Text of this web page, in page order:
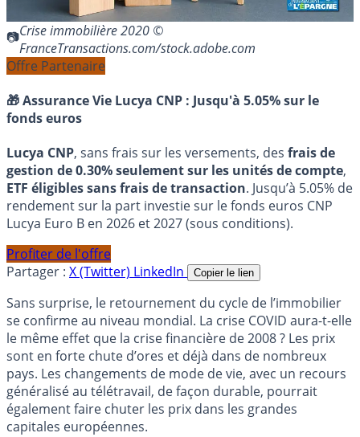
Crise immobilière 2020 ©
FranceTransactions.com/stock.adobe.com
Offre Partenaire
🎁 Assurance Vie Lucya CNP : Jusqu'à 5.05% sur le
fonds euros
Lucya CNP, sans frais sur les versements, des frais de
gestion de 0.30% seulement sur les unités de compte,
ETF éligibles sans frais de transaction. Jusqu’à 5.05% de
rendement sur la part investie sur le fonds euros CNP
Lucya Euro B en 2026 et 2027 (sous conditions).
Profiter de l'offre
Partager : X (Twitter) LinkedIn Copier le lien
Sans surprise, le retournement du cycle de l’immobilier
se confirme au niveau mondial. La crise COVID aura-t-elle
le même effet que la crise financière de 2008 ? Les prix
sont en forte chute d’ores et déjà dans de nombreux
pays. Les changements de mode de vie, avec un recours
généralisé au télétravail, de façon durable, pourrait
également faire chuter les prix dans les grandes
capitales européennes.